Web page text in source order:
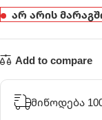
არ არის
Add to compare
მიწოდება